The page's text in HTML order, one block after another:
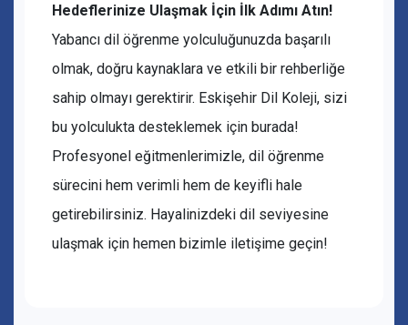
Hedeflerinize Ulaşmak İçin İlk Adımı Atın!
Yabancı dil öğrenme yolculuğunuzda başarılı
olmak, doğru kaynaklara ve etkili bir rehberliğe
sahip olmayı gerektirir. Eskişehir Dil Koleji, sizi
bu yolculukta desteklemek için burada!
Profesyonel eğitmenlerimizle, dil öğrenme
sürecini hem verimli hem de keyifli hale
getirebilirsiniz. Hayalinizdeki dil seviyesine
ulaşmak için hemen bizimle iletişime geçin!